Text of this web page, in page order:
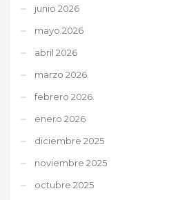
junio 2026
mayo 2026
abril 2026
marzo 2026
febrero 2026
enero 2026
diciembre 2025
noviembre 2025
octubre 2025